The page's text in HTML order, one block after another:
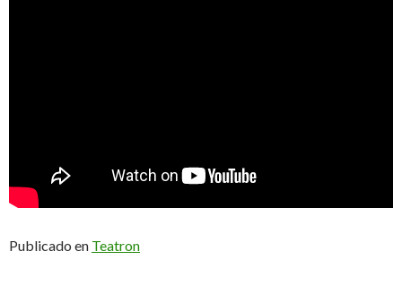
Publicado en Teatron